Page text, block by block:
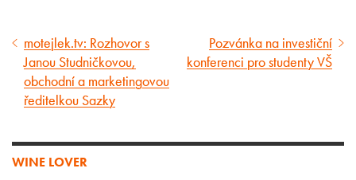
Předcházející
článek
motejlek.tv: Rozhovor s
Janou Studničkovou,
obchodní a marketingovou
ředitelkou Sazky
Následující
článek
Pozvánka na investiční
konferenci pro studenty VŠ
WINE LOVER